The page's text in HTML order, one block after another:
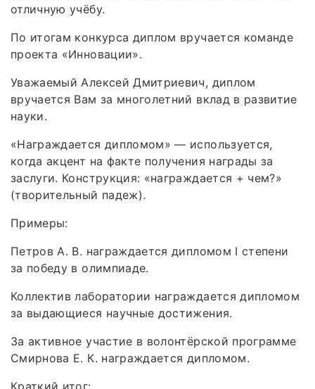
отличную учёбу.
По итогам конкурса диплом вручается команде
проекта «Инновации».
Уважаемый Алексей Дмитриевич, диплом
вручается Вам за многолетний вклад в развитие
науки.
«Награждается дипломом» — используется,
когда акцент на факте получения награды за
заслуги. Конструкция: «награждается + чем?»
(творительный падеж).
Примеры:
Петров А. В. награждается дипломом I степени
за победу в олимпиаде.
Коллектив лаборатории награждается дипломом
за выдающиеся научные достижения.
За активное участие в волонтёрской программе
Смирнова Е. К. награждается дипломом.
Краткий итог: